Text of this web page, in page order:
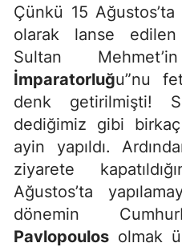
Çünkü 15 Ağustos’ta
olarak lanse
Sultan
İmparatorluğu”nu
denk getirilmişti!
dediğimiz gibi
ayin yapıldı.
ziyarete
Ağustos’ta
dönemin
Pavlopoulos olmak